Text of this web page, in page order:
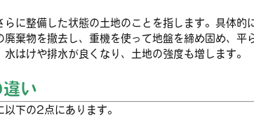
らに整備した状態の土地のことを指します。具体的
廃棄物を撤去し、重機を使って地盤を締め固め、平
はけや排水が良くなり、土地の強度も増します。
い
下の2点にあります。